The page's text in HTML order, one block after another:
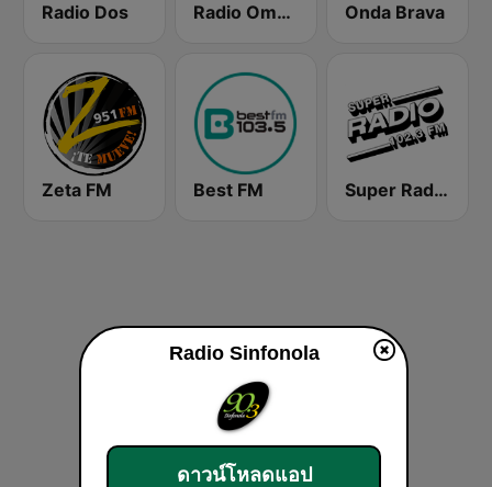
Radio Dos Radio Omega Stereo Onda Brava
Zeta FM Best FM Super Radio FM
Radio Sinfonola
ดาวน์โหลดแอป